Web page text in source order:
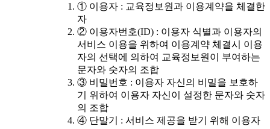
① 이용자 : 교육정보원과 이용계약을 체결한
자
② 이용자번호(ID) : 이용자 식별과 이용자의
서비스 이용을 위하여 이용계약 체결시 이용
자의 선택에 의하여 교육정보원이 부여하는
문자와 숫자의 조합
③ 비밀번호 : 이용자 자신의 비밀을 보호하
기 위하여 이용자 자신이 설정한 문자와 숫자
의 조합
④ 단말기 : 서비스 제공을 받기 위해 이용자